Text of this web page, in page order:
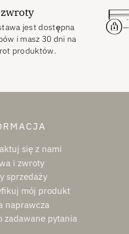
jest dostępna
i masz 30 dni na
produktów.
się z nami
i zwroty
sprzedaży
mój produkt
naprawcza
zadawane pytania